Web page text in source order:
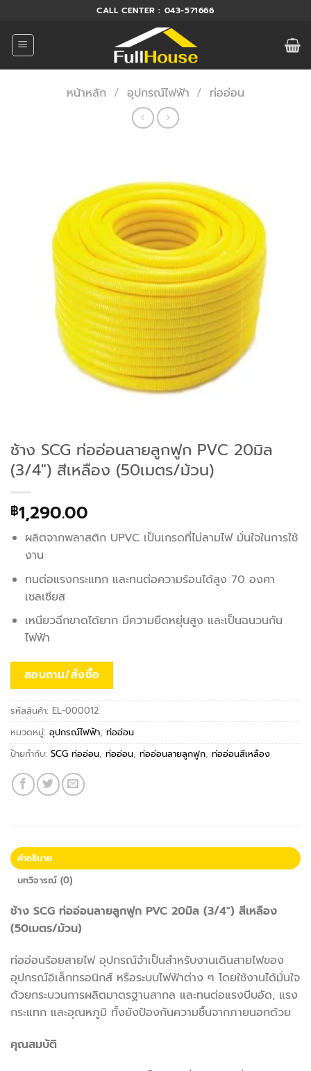
ยัง
เนื้อหา
CALL CENTER : 043-571666
หน้าหลัก / อุปกรณ์ไฟฟ้า / ท่ออ่อน
ช้าง SCG ท่ออ่อนลายลูกฟูก PVC 20มิล
(3/4″) สีเหลือง (50เมตร/ม้วน)
฿1,290.00
ผลิตจากพลาสติก UPVC เป็นเกรดที่ไม่ลามไฟ มั่นใจในการใช้
งาน
ทนต่อแรงกระแทก และทนต่อความร้อนได้สูง 70 องศา
เซลเซียส
เหนียวฉีกขาดได้ยาก มีความยืดหยุ่นสูง และเป็นฉนวนกัน
ไฟฟ้า
สอบถาม/สั่งซื้อ
รหัสสินค้า: EL-000012
หมวดหมู่: อุปกรณ์ไฟฟ้า, ท่ออ่อน
ป้ายกำกับ: SCG ท่ออ่อน, ท่ออ่อน, ท่ออ่อนลายลูกฟูก, ท่ออ่อนสีเหลือง
คำอธิบาย
บทวิจารณ์ (0)
ช้าง SCG ท่ออ่อนลายลูกฟูก PVC 20มิล (3/4″) สีเหลือง
(50เมตร/ม้วน)
ท่ออ่อนร้อยสายไฟ อุปกรณ์จำเป็นสำหรับงานเดินสายไฟของ
อุปกรณ์อิเล็กทรอนิกส์ หรือระบบไฟฟ้าต่าง ๆ โดยใช้งานได้มั่นใจ
ด้วยกระบวนการผลิตมาตรฐานสากล และทนต่อแรงบีบอัด, แรง
กระแทก และอุณหภูมิ ทั้งยังป้องกันความชื้นจากภายนอกด้วย
คุณสมบัติ